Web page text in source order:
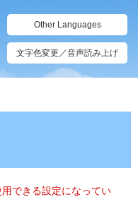
Other Languages
文字色変更／音声読み上げ
できる設定になってい